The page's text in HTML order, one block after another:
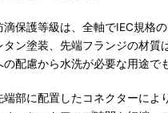
保護等級は、全軸でIEC規格
タン塗装、先端フランジの材質
の配慮から水洗が必要な用途で
部に配置したコネクターによ